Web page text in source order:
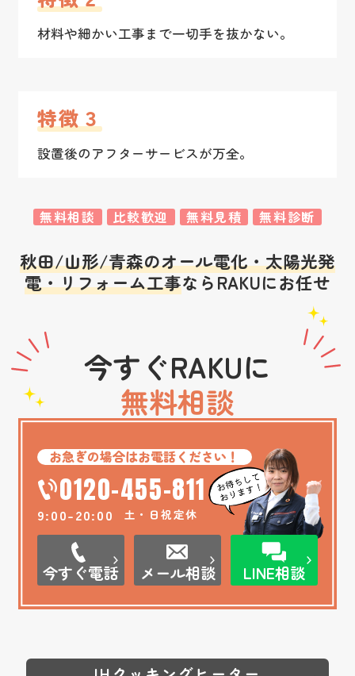
材料や細かい工事まで一切手を抜かない。
特徴３
設置後のアフターサービスが万全。
無料相談 比較歓迎 無料見積 無料診断
秋田/山形/青森のオール電化・太陽光発
電・リフォーム工事ならRAKUにお任せ
今すぐRAKUに
無料相談
お急ぎの場合はお電話ください！
0120-455-811
9:00-20:00 土・日祝定休
今すぐ電話 メール相談 LINE相談